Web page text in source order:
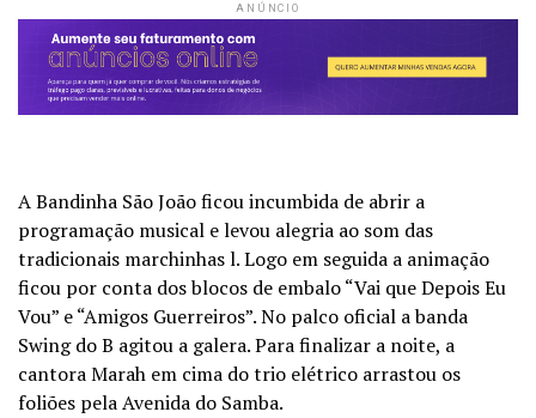
ANÚNCIO
A Bandinha São João ficou incumbida de abrir a
programação musical e levou alegria ao som das
tradicionais marchinhas l. Logo em seguida a animação
ficou por conta dos blocos de embalo “Vai que Depois Eu
Vou” e “Amigos Guerreiros”. No palco oficial a banda
Swing do B agitou a galera. Para finalizar a noite, a
cantora Marah em cima do trio elétrico arrastou os
foliões pela Avenida do Samba.